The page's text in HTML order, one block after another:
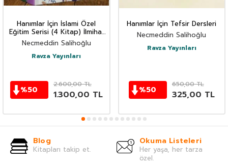
Hanımlar İçin İslami Özel
Eğitim Serisi (4 Kitap) İlmihal
Tefsir Hadis Dersleri
Necmeddin Salihoğlu
Ravza Yayınları
%50
2.600,00TL
1.300,00 TL
Hanımlar İçin Tefsir Dersleri
Necmeddin Salihoğlu
Ravza Yayınları
%50
650,00TL
325,00 TL
Blog
Kitapları takip et.
Okuma Listeleri
Her yaşa, her tarza
özel.